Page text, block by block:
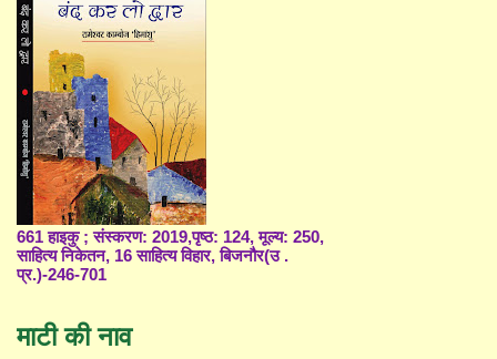
661 हाइकु ; संस्करण: 2019,पृष्ठ: 124, मूल्य: 250,
साहित्य निकेतन, 16 साहित्य विहार, बिजनौर(उ .
प्र.)-246-701
माटी की नाव